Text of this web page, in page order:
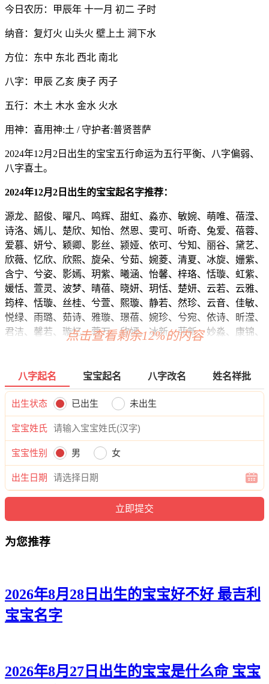
今日农历：甲辰年 十一月 初二 子时
纳音：复灯火 山头火 壁上土 涧下水
方位：东中 东北 西北 南北
八字：甲辰 乙亥 庚子 丙子
五行：木土 木水 金水 火水
用神：喜用神:土 / 守护者:普贤菩萨
2024年12月2日出生的宝宝五行命运为五行平衡、八字偏弱、
八字喜土。
2024年12月2日出生的宝宝起名字推荐：
源龙、韶俊、曜凡、鸣辉、甜虹、淼亦、敏婉、萌唯、蓓滢、
诗洛、嫣儿、楚欣、知怡、然恩、雯可、听奇、兔爱、蓓蓉、
爱慕、妍兮、颖卿、影丝、颍娅、依可、兮知、丽谷、黛艺、
欣薇、忆欣、欣熙、旋朵、兮茹、婉菱、清夏、冰旋、姗紫、
含宁、兮姿、影嫣、玥紫、曦涵、怡馨、梓珞、恬璇、虹紫、
媛恬、萱灵、波梦、晴蓓、晓妍、玥恬、楚妍、云若、云雅、
筠梓、恬璇、丝桂、兮萱、熙璇、静若、然珍、云音、佳敏、
悦绿、雨璐、茹诗、雅璇、璟蓓、婉珍、兮宛、依诗、昕滢、
君洁、馨若、璇忆、蓉万、欣嫣、冰新、菲新、妙淼、康锦、
源威、云远、晨海、运翱、海泽、俊龙、永廷、嘉睿、翰伦、
颜云、盛树、凯天、辰启、颜远、嘉曜、旭颜、渝曜、浩嘉、
威译、俊宇、原琛、辉秋、嘉弘、曜海、健迪、远江、泽渝、
裕流、麒强、迪锦、道景、道东、锦彦、寅诚、泽望、宗翔、
廷炎、云郎、立译、贵超、源博、云健、宸威、易宸、弘颜、
彦浩、伟晓、弘生、俊泽、伟吉、聪强、宇唯、博诺、寅宽。
点击查看剩余12%的内容
八字起名 宝宝起名 八字改名 姓名祥批
出生状态 已出生 未出生
宝宝姓氏
宝宝性别 男 女
出生日期
为您推荐
2026年8月28日出生的宝宝好不好 最吉利
宝宝名字
2026年8月27日出生的宝宝是什么命 宝宝